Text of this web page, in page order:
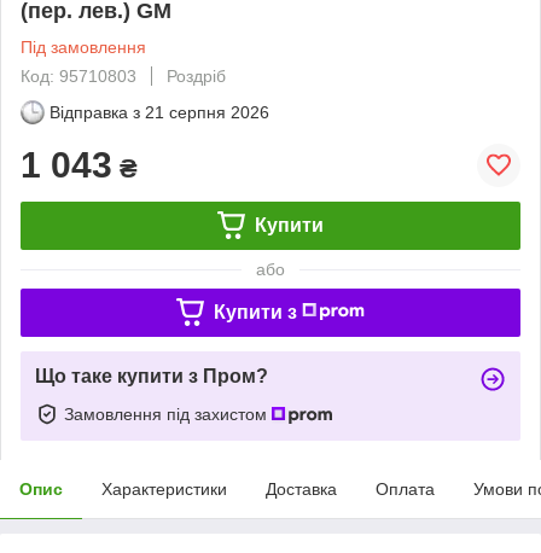
(пер. лев.) GM
Під замовлення
Код: 95710803
Роздріб
Відправка з 21 серпня 2026
1 043 ₴
Купити
або
Купити з
Що таке купити з Пром?
Замовлення під захистом
Опис Характеристики Доставка Оплата Умови